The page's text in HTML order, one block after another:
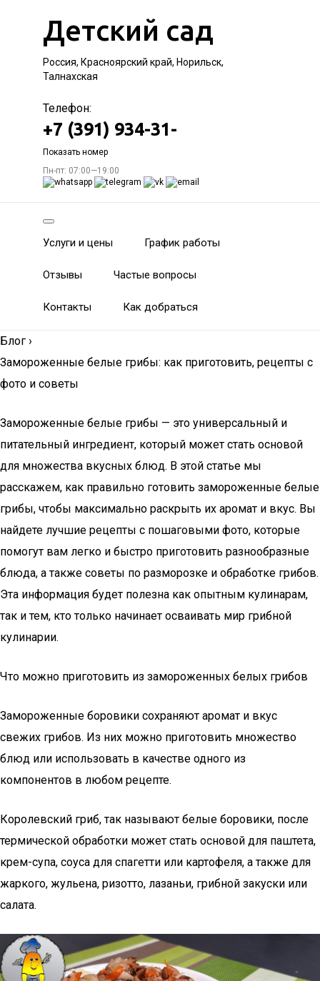
Детский сад
Россия, Красноярский край, Норильск,
Талнахская
Телефон:
+7 (391) 934-31-
Показать номер
Пн-пт: 07:00—19:00
Услуги и цены График работы
Отзывы Частые вопросы
Контакты Как добраться
Блог ›
Замороженные белые грибы: как приготовить, рецепты с
фото и советы
Замороженные белые грибы — это универсальный и
питательный ингредиент, который может стать основой
для множества вкусных блюд. В этой статье мы
расскажем, как правильно готовить замороженные белые
грибы, чтобы максимально раскрыть их аромат и вкус. Вы
найдете лучшие рецепты с пошаговыми фото, которые
помогут вам легко и быстро приготовить разнообразные
блюда, а также советы по разморозке и обработке грибов.
Эта информация будет полезна как опытным кулинарам,
так и тем, кто только начинает осваивать мир грибной
кулинарии.
Что можно приготовить из замороженных белых грибов
Замороженные боровики сохраняют аромат и вкус
свежих грибов. Из них можно приготовить множество
блюд или использовать в качестве одного из
компонентов в любом рецепте.
Королевский гриб, так называют белые боровики, после
термической обработки может стать основой для паштета,
крем-супа, соуса для спагетти или картофеля, а также для
жаркого, жульена, ризотто, лазаньи, грибной закуски или
салата.